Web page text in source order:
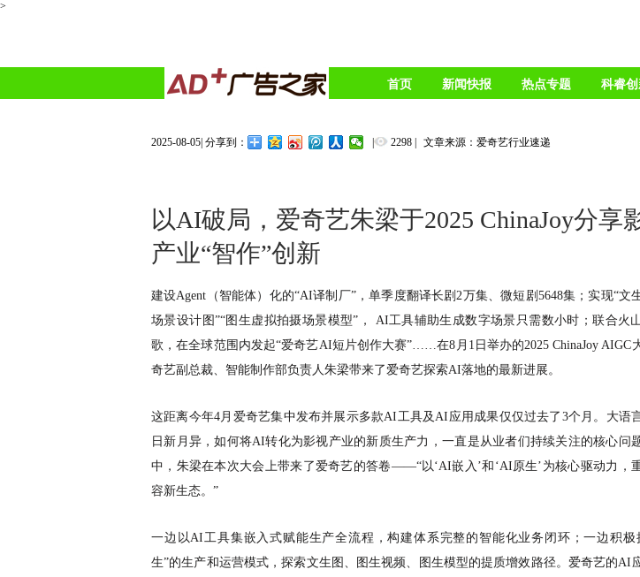
>
首页 新闻快报 热点专题 科睿
2025-08-05| 分享到： | 2298 | 文章来源：爱奇艺行业速递
以AI破局，爱奇艺朱梁于2025 ChinaJoy分享
产业“智作”创新
建设Agent（智能体）化的“AI译制厂”，单季度翻译长剧2万集、微短剧5648集；实现“文
场景设计图”“图生虚拟拍摄场景模型”， AI工具辅助生成数字场景只需数小时；联合火
歌，在全球范围内发起“爱奇艺AI短片创作大赛”……在8月1日举办的2025 ChinaJoy AIGC
奇艺副总裁、智能制作部负责人朱梁带来了爱奇艺探索AI落地的最新进展。
这距离今年4月爱奇艺集中发布并展示多款AI工具及AI应用成果仅仅过去了3个月。大语
日新月异，如何将AI转化为影视产业的新质生产力，一直是从业者们持续关注的核心问
中，朱梁在本次大会上带来了爱奇艺的答卷——“以‘AI嵌入’和‘AI原生’为核心驱动力，
容新生态。”
一边以AI工具集嵌入式赋能生产全流程，构建体系完整的智能化业务闭环；一边积极
生”的生产和运营模式，探索文生图、图生视频、图生模型的提质增效路径。爱奇艺的AI